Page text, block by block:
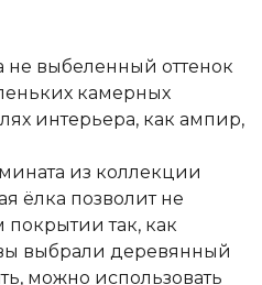
не выбеленный оттенок
камерных
интерьера, как ампир,
из коллекции
ёлка позволит не
покрытии так, как
выбрали деревянный
можно использовать